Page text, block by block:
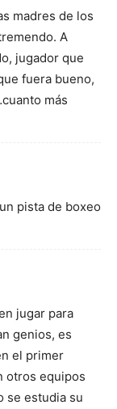
madres de los
A
jugador que
fuera bueno,
más
pista de boxeo
jugar para
genios, es
el primer
otros equipos
se estudia su